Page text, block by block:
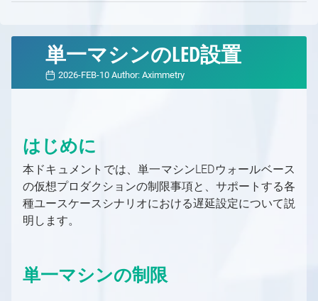
基本用語
バーチャルプロダクションワークフロー
バーチャルプロダクションの定義とそのメリット
スタジオ計画
グリーンスクリーン
LEDウォール
AR（拡張現実）
どのAximmetryが最適か
Aximmetry エディション
Aximmetry レンダリング・コンポーネント
Aximmetry ソフトウェアパッケージ
必要なライセンス数は？
対応ハードウェア
対応ハードウェアの概要
PC
ソフトウェア環境
対応GPU
ワークステーションのシステム要件
プロフェッショナルカメラとオブジェクトトラ
ッキングシステム
トラッキングシステム
NDI
コントローラー
Aximmetry の開始方法
これから始めるAximmetry入門
Aximmetry を使用するユーザー
Aximmetryのインストールする方法
プロジェクトルートフォルダー
Aximmetry Eye とは何か、およびその使用
Aximmetry Gateway
バーチャルプロダクション用の入力/出力の設定
バーチャルプロダクション用の入力/出力の設定
の概要
ビデオ入力
インターレースビデオ信号
外部コントローラー
HTTP経由でのAximmetryの外部制御
トラッキング
トラッキングの概要
正しく設定されたトラッキングシステムとは？
グラフィックとバーチャルアセットの取得
ネイティブエンジンでのコンテンツ作成
バーチャルカメラワークフロー
目次（LEDウォールプロダクション）
単一マシンのLED設置
2026-FEB-10 Author: Aximmetry
はじめに
本ドキュメントでは、単一マシンLEDウォールベース
の仮想プロダクションの制限事項と、サポートする各
種ユースケースシナリオにおける遅延設定について説
明します。
単一マシンの制限